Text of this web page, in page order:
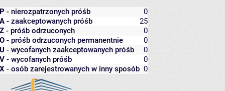
P - nierozpatrzonych próśb
0
A - zaakceptowanych próśb
25
Z - próśb odrzuconych
0
O - próśb odrzuconych permanentnie
0
U - wycofanych zaakceptowanych próśb
0
V - wycofanych próśb
0
X - osób zarejestrowanych w inny sposób 0